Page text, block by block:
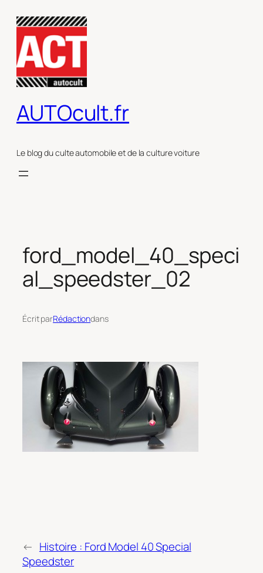
contenu
AUTOcult.fr
Le blog du culte automobile et de la culture voiture
ford_model_40_speci
al_speedster_02
Écrit parRédactiondans
← Histoire : Ford Model 40 Special
Speedster